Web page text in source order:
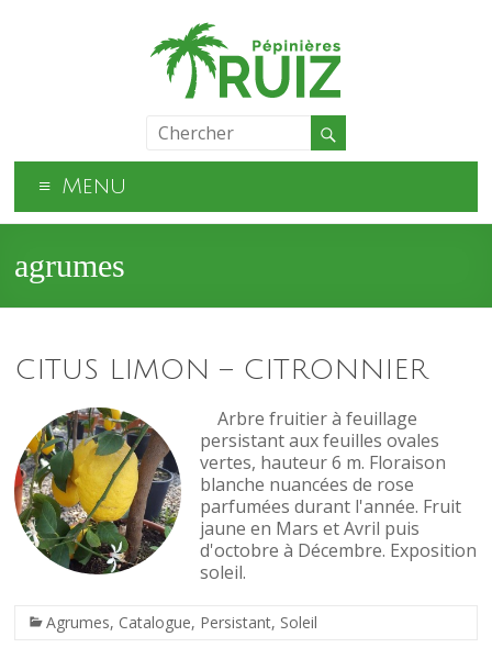
Menu
agrumes
CITUS LIMON – CITRONNIER
Arbre fruitier à feuillage
persistant aux feuilles ovales
vertes, hauteur 6 m. Floraison
blanche nuancées de rose
parfumées durant l'année. Fruit
jaune en Mars et Avril puis
d'octobre à Décembre. Exposition
soleil.
Agrumes, Catalogue, Persistant, Soleil